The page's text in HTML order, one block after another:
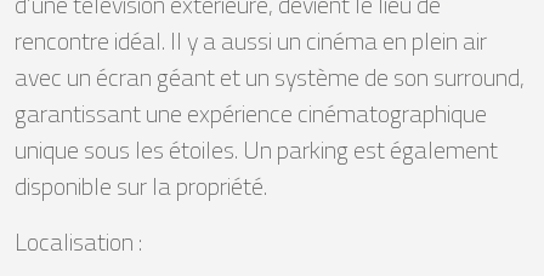
rencontre idéal. Il y a aussi un cinéma en plein air
avec un écran géant et un système de son surround,
garantissant une expérience cinématographique
unique sous les étoiles. Un parking est également
disponible sur la propriété.
Localisation :